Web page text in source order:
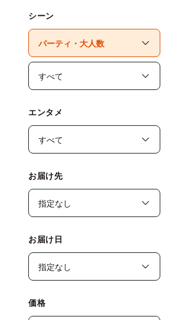
シーン
エンタメ
お届け先
お届け日
価格